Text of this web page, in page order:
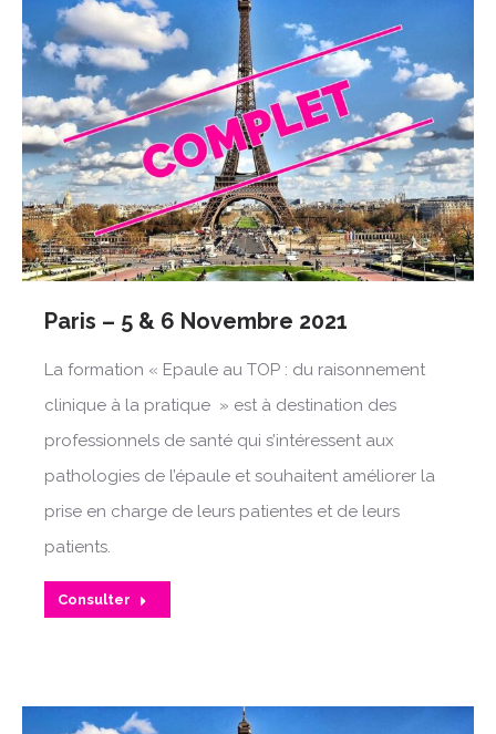
Paris – 5 & 6 Novembre 2021
La formation « Epaule au TOP : du raisonnement
clinique à la pratique » est à destination des
professionnels de santé qui s’intéressent aux
pathologies de l’épaule et souhaitent améliorer la
prise en charge de leurs patientes et de leurs
patients.
Consulter